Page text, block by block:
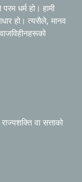
धर्म हो। हामी
हो। त्यसैले, मानव
वा सत्ताको